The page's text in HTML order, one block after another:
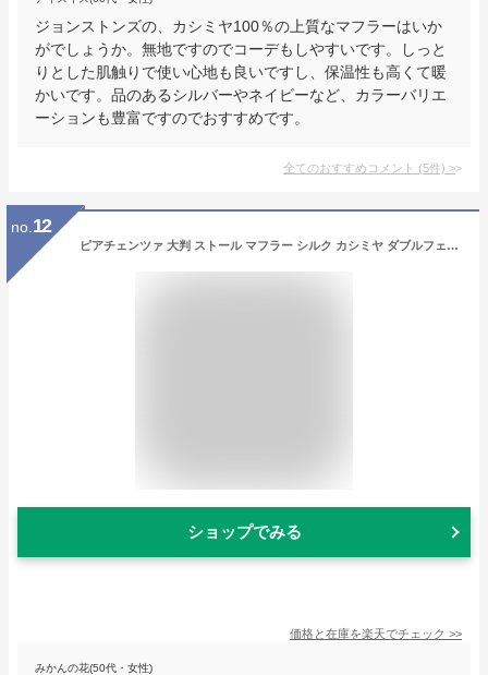
ジョンストンズの、カシミヤ100％の上質なマフラーはいか
がでしょうか。無地ですのでコーデもしやすいです。しっと
りとした肌触りで使い心地も良いですし、保温性も高くて暖
かいです。品のあるシルバーやネイビーなど、カラーバリエ
ーションも豊富ですのでおすすめです。
全てのおすすめコメント (5件) >
no. 12
ピアチェンツァ 大判 ストール マフラー シルク カシミヤ ダブルフェイス フリンジ メンズ カシミア PIACENZA イタリア製 【送料無料】 【レ15】【あす楽対応】
ショップでみる
価格と在庫を楽天でチェック >>
みかんの花(50代・女性)